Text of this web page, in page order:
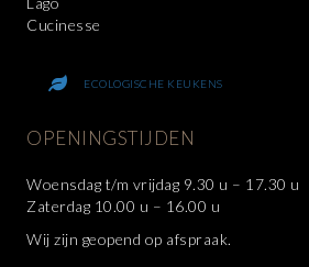
Cucinesse
ECOLOGISCHE KEUKENS
OPENINGSTIJDEN
Woensdag t/m vrijdag 9.30 u – 17.30 u
Zaterdag 10.00 u – 16.00 u
Wij zijn geopend op afspraak.